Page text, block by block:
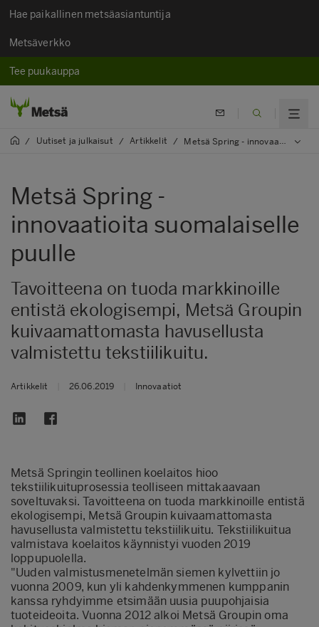
Hae paikallinen metsäasiantuntija
Metsäverkko
Tee puukauppa
/ Uutiset ja julkaisut / Artikkelit / Metsä Spring - innovaatioita suomalaiselle puulle
Metsä Spring -
innovaatioita suomalaiselle
puulle
Tavoitteena on tuoda markkinoille
entistä ekologisempi, Metsä Groupin
kuivaamattomasta havusellusta
valmistettu tekstiilikuitu.
Artikkelit 26.06.2019 Innovaatiot
Metsä Springin teollinen koelaitos hioo
tekstiilikuituprosessia teolliseen mittakaavaan
soveltuvaksi. Tavoitteena on tuoda markkinoille entistä
ekologisempi, Metsä Groupin kuivaamattomasta
havusellusta valmistettu tekstiilikuitu. Tekstiilikuitua
valmistava koelaitos käynnistyi vuoden 2019
loppupuolella.
"Uuden valmistusmenetelmän siemen kylvettiin jo
vuonna 2009, kun yli kahdenkymmenen kumppanin
kanssa ryhdyimme etsimään uusia puupohjaisia
tuoteideoita. Vuonna 2012 alkoi Metsä Groupin oma